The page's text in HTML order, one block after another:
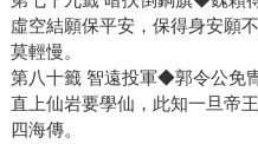
虛空結願保平安，保得身安願
莫輕慢。
第八十籤 智遠投軍◆郭令公免
直上仙岩要學仙，此知一旦帝
四海傳。